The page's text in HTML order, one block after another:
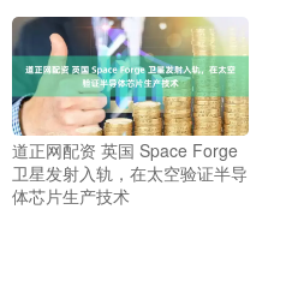
道正网配资 英国 Space Forge
卫星发射入轨，在太空验证半导
体芯片生产技术